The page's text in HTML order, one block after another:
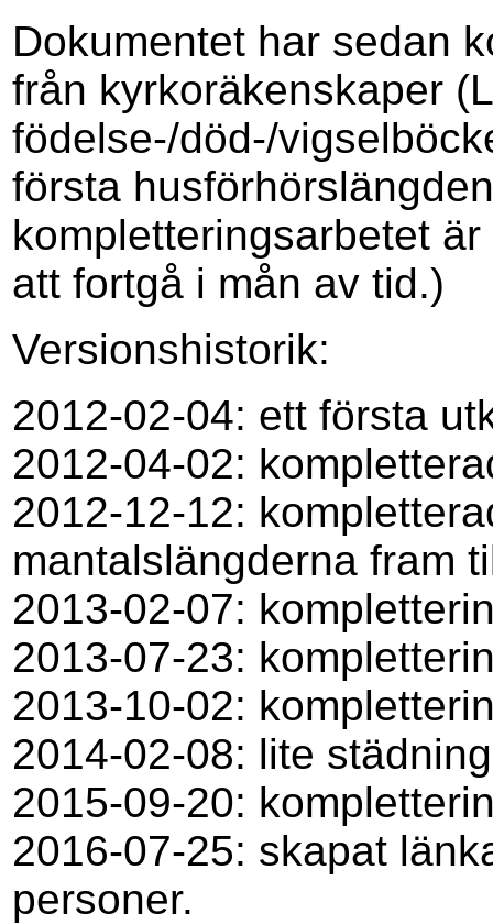
Dokumentet har sedan
från kyrkoräkenskaper
födelse-/död-/
första
kompletteringsarbetet
att fortgå i mån av tid.)
Versionshistorik:
2012-02-04: ett första
2012-04-02:
2012-12-12:
mantalslängderna fram
2013-02-07:
2013-07-23:
2013-10-02:
2014-02-08: lite
2015-09-20:
2016-07-25: skapat
personer.